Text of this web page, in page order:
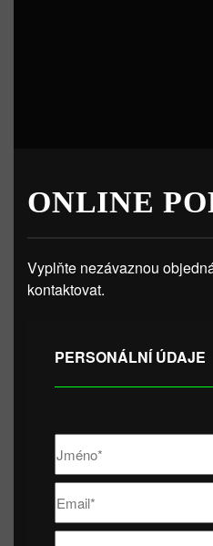
ONLINE
Vyplňte nezávaznou
kontaktovat.
PERSONÁLNÍ ÚDAJE